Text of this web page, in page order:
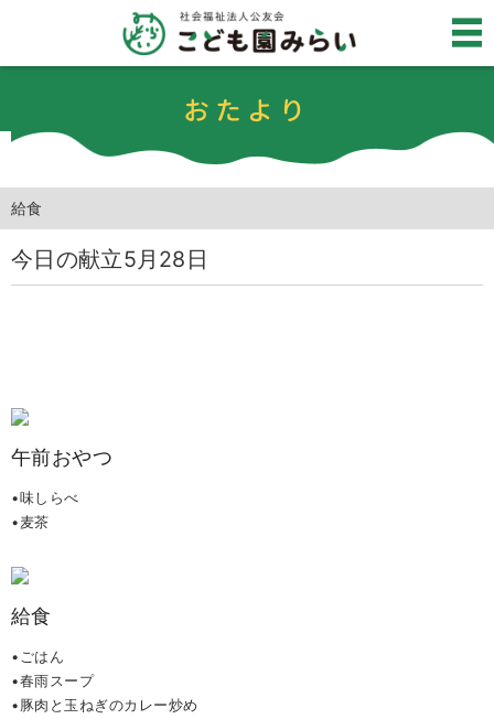
おたより
給食
今日の献立5月28日
午前おやつ
•味しらべ
•麦茶
給食
•ごはん
•春雨スープ
•豚肉と玉ねぎのカレー炒め